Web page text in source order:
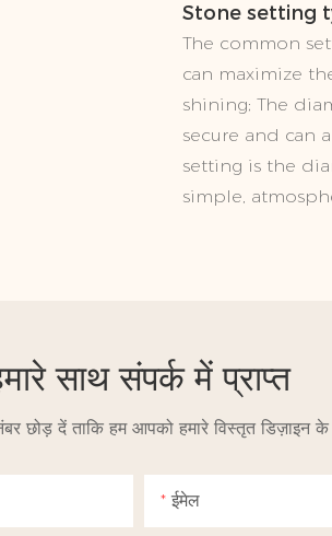
Stone setting
The common
can maximize
shining; The
secure and can
setting is the
simple,
साथ संपर्क में प्राप्त
छोड़ दें ताकि हम आपको हमारे विस्तृत डिज़ाइन
ईमेल